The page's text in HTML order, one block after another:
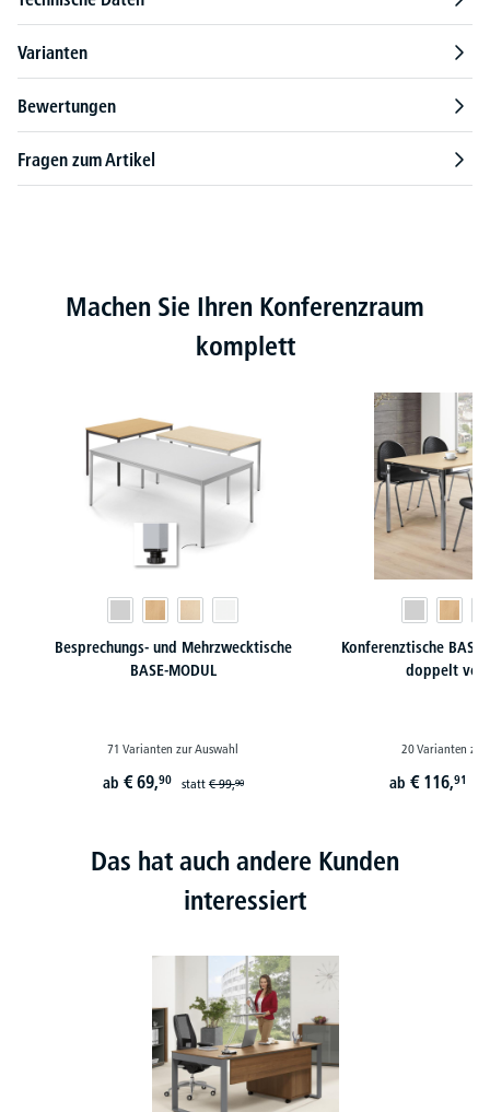
Varianten
Bewertungen
Fragen zum Artikel
Produktgalerie überspringen
Machen Sie Ihren Konferenzraum
komplett
Besprechungs- und Mehrzwecktische
BASE-MODUL
71 Varianten zur Auswahl
ab € 69,90 statt€ 99,90
Konferenztische
doppelt
20 Varianten zur
ab € 116,91
Das hat auch andere Kunden
interessiert